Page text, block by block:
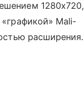
1280x720,
Mali-
расширения.